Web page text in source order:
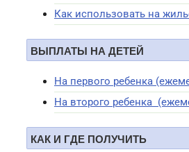
Как использовать на
ВЫПЛАТЫ НА ДЕТЕЙ
На первого ребенка
На второго ребенка
КАК И ГДЕ ПОЛУЧИТЬ